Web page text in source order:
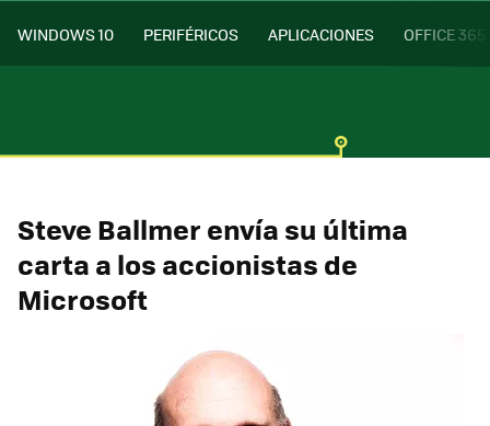
WINDOWS 10 PERIFÉRICOS APLICACIONES OFFICE 365
Steve Ballmer envía su última
carta a los accionistas de
Microsoft